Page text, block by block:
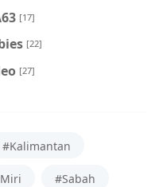
[17]
[22]
[27]
#Kalimantan
#Sabah